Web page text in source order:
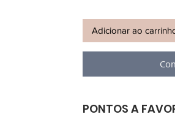
Adicionar ao
PONTOS A